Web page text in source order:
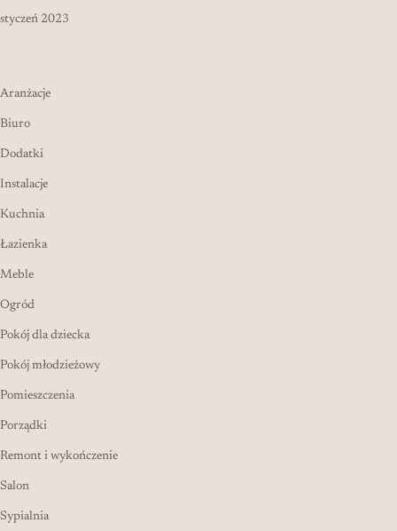
styczeń 2023
Aranżacje
Biuro
Dodatki
Instalacje
Kuchnia
Łazienka
Meble
Ogród
Pokój dla dziecka
Pokój młodzieżowy
Pomieszczenia
Porządki
Remont i wykończenie
Salon
Sypialnia